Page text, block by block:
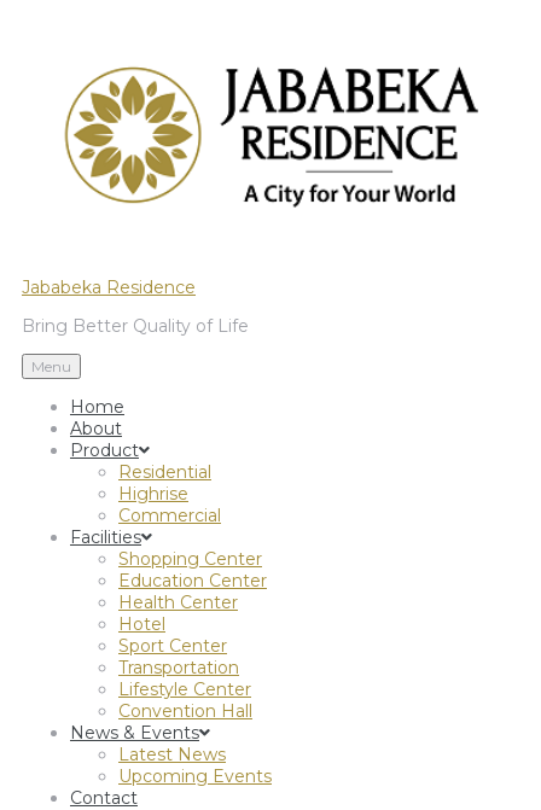
Jababeka Residence
Bring Better Quality of Life
Menu
Home
About
Product
Residential
Highrise
Commercial
Facilities
Shopping Center
Education Center
Health Center
Hotel
Sport Center
Transportation
Lifestyle Center
Convention Hall
News & Events
Latest News
Upcoming Events
Contact